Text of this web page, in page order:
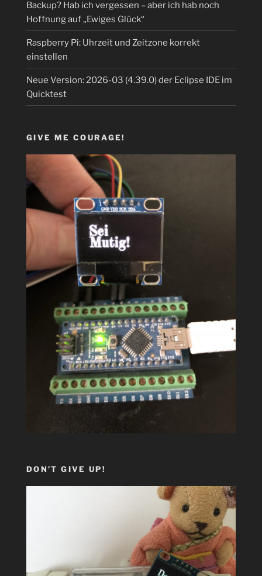
Backup? Hab ich vergessen – aber ich hab noch
Hoffnung auf „Ewiges Glück“
Raspberry Pi: Uhrzeit und Zeitzone korrekt
einstellen
Neue Version: 2026-03 (4.39.0) der Eclipse IDE im
Quicktest
GIVE ME COURAGE!
DON’T GIVE UP!